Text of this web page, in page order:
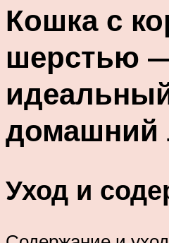
Кошка с
шерстью
Уход и